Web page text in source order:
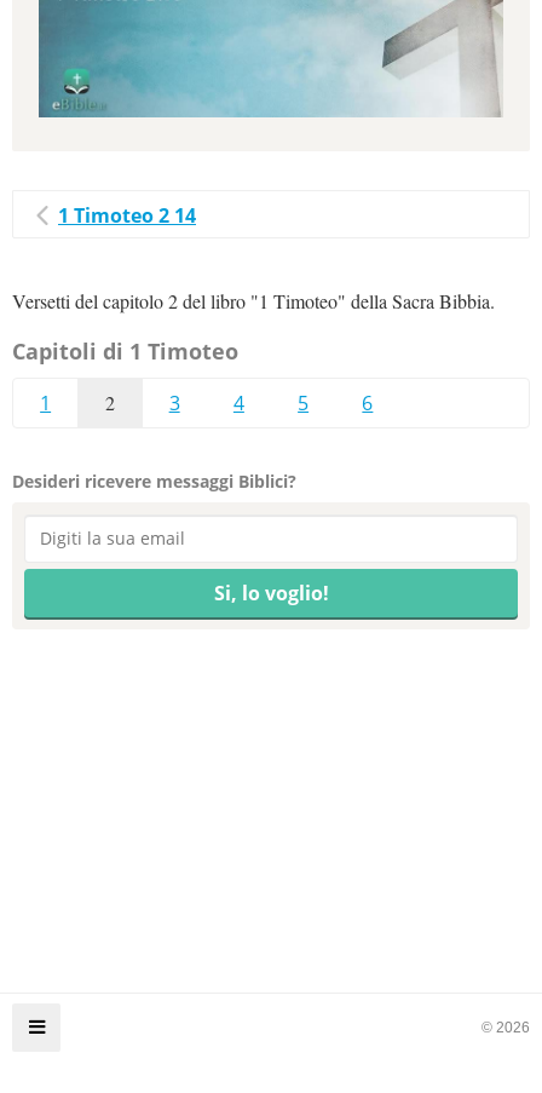
1 Timoteo 2 14
Versetti del capitolo 2 del libro "1 Timoteo" della Sacra Bibbia.
Capitoli di 1 Timoteo
1 2 3 4 5 6
Desideri ricevere messaggi Biblici?
© 2026